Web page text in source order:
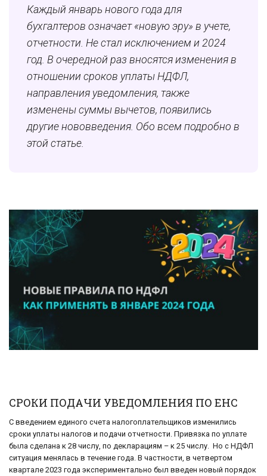
Каждый январь нового года для
бухгалтеров означает «новую эру» в учете,
отчетности. Не стал исключением и 2024
год. В очередной раз вносятся изменения в
отношении сроков уплаты НДФЛ,
направления уведомления, также
изменены суммы вычетов, появились
другие нововведения. Обо всем подробно в
этой статье.
СРОКИ ПОДАЧИ УВЕДОМЛЕНИЯ ПО ЕНС
С введением единого счета налогоплательщиков изменились
сроки уплаты налогов и подачи отчетности. Привязка по уплате
была сделана к 28 числу, по декларациям – к 25 числу. Но с НДФЛ
ситуация менялась в течение года. В частности, в четвертом
квартале 2023 года экспериментально был введен новый порядок